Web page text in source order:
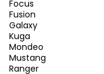
Focus
Fusion
Galaxy
Kuga
Mondeo
Mustang
Ranger